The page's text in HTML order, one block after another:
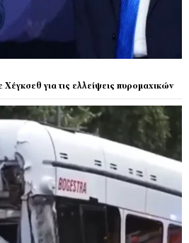
για τις ελλείψεις πυρομαχικών